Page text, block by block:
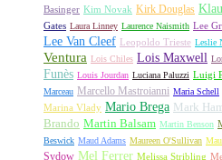
Basinger Kim Novak Kirk Douglas
Gates Laura Linney Laurence Naismith Lee
Lee Van Cleef Leopoldo Trieste Leslie
Ventura Lois Chiles Lois Maxwell
Funès Louis Jourdan Luciana Paluzzi Luigi
Marceau Marcello Mastroianni Maria Schell
Marina Vlady Mario Brega Mark
Brando Martin Balsam Martin Benson
Beswick Maud Adams Maureen O'Sullivan
Sydow Mel Ferrer Melissa Stribling